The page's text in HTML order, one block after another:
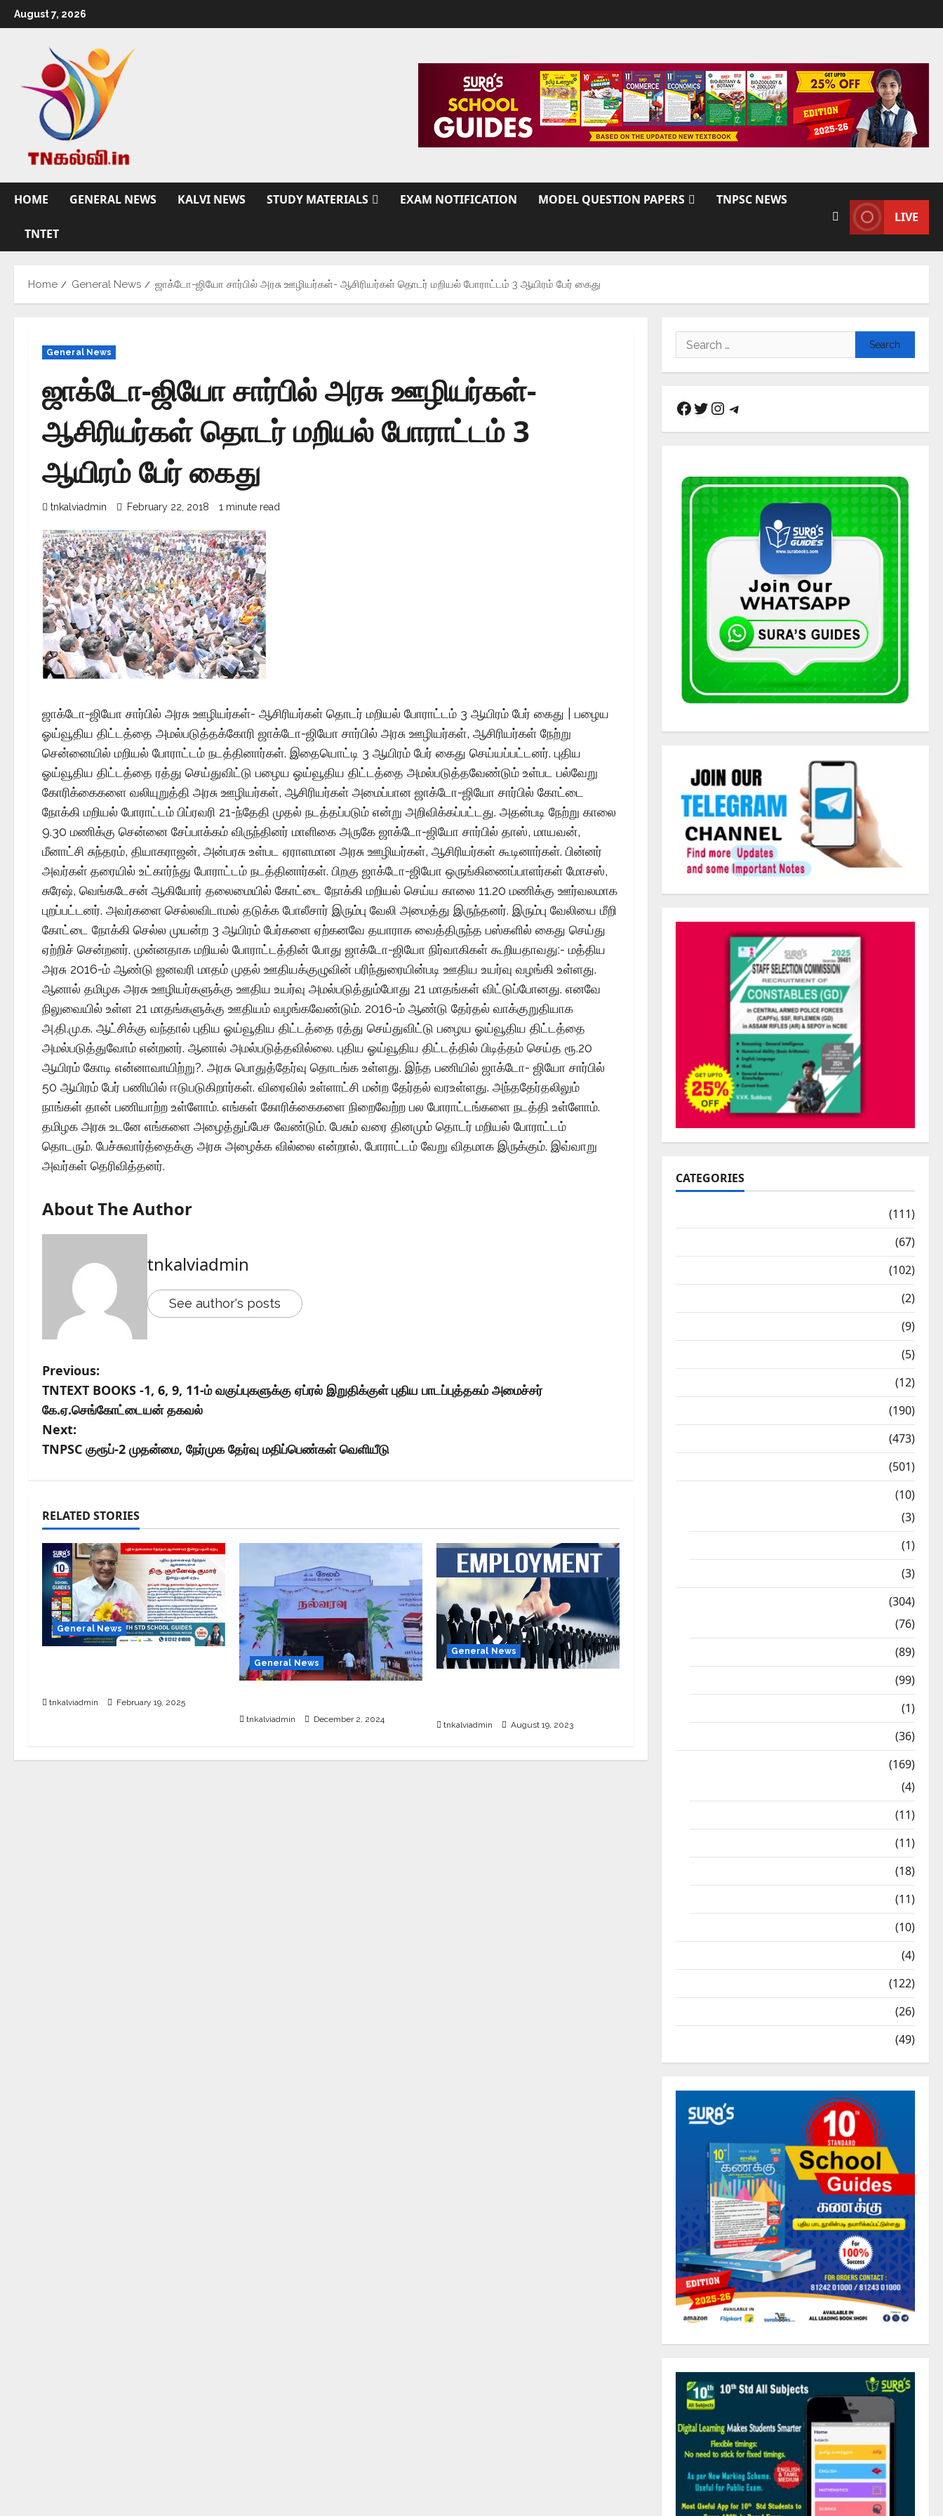
August 7, 2026
HOME GENERAL NEWS KALVI NEWS STUDY MATERIALS EXAM NOTIFICATION MODEL QUESTION PAPERS TNPSC NEWS
TNTET
LIVE
Home General News ஜாக்டோ-ஜியோ சார்பில் அரசு ஊழியர்கள்- ஆசிரியர்கள் தொடர் மறியல் போராட்டம் 3 ஆயிரம் பேர் கைது
General News
ஜாக்டோ-ஜியோ சார்பில் அரசு ஊழியர்கள்-
ஆசிரியர்கள் தொடர் மறியல் போராட்டம் 3
ஆயிரம் பேர் கைது
tnkalviadmin February 22, 2018 1 minute read
ஜாக்டோ-ஜியோ சார்பில் அரசு ஊழியர்கள்- ஆசிரியர்கள் தொடர் மறியல் போராட்டம் 3 ஆயிரம் பேர் கைது | பழைய
ஓய்வூதிய திட்டத்தை அமல்படுத்தக்கோரி ஜாக்டோ-ஜியோ சார்பில் அரசு ஊழியர்கள், ஆசிரியர்கள் நேற்று
சென்னையில் மறியல் போராட்டம் நடத்தினார்கள். இதையொட்டி 3 ஆயிரம் பேர் கைது செய்யப்பட்டனர். புதிய
ஓய்வூதிய திட்டத்தை ரத்து செய்துவிட்டு பழைய ஓய்வூதிய திட்டத்தை அமல்படுத்தவேண்டும் உள்பட பல்வேறு
கோரிக்கைகளை வலியுறுத்தி அரசு ஊழியர்கள், ஆசிரியர்கள் அமைப்பான ஜாக்டோ-ஜியோ சார்பில் கோட்டை
நோக்கி மறியல் போராட்டம் பிப்ரவரி 21-ந்தேதி முதல் நடத்தப்படும் என்று அறிவிக்கப்பட்டது. அதன்படி நேற்று காலை
9.30 மணிக்கு சென்னை சேப்பாக்கம் விருந்தினர் மாளிகை அருகே ஜாக்டோ-ஜியோ சார்பில் தாஸ், மாயவன்,
மீனாட்சி சுந்தரம், தியாகராஜன், அன்பரசு உள்பட ஏராளமான அரசு ஊழியர்கள், ஆசிரியர்கள் கூடினார்கள். பின்னர்
அவர்கள் தரையில் உட்கார்ந்து போராட்டம் நடத்தினார்கள். பிறகு ஜாக்டோ-ஜியோ ஒருங்கிணைப்பாளர்கள் மோசஸ்,
சுரேஷ், வெங்கடேசன் ஆகியோர் தலைமையில் கோட்டை நோக்கி மறியல் செய்ய காலை 11.20 மணிக்கு ஊர்வலமாக
புறப்பட்டனர். அவர்களை செல்லவிடாமல் தடுக்க போலீசார் இரும்பு வேலி அமைத்து இருந்தனர். இரும்பு வேலியை மீறி
கோட்டை நோக்கி செல்ல முயன்ற 3 ஆயிரம் பேர்களை ஏற்கனவே தயாராக வைத்திருந்த பஸ்களில் கைது செய்து
ஏற்றிச் சென்றனர். முன்னதாக மறியல் போராட்டத்தின் போது ஜாக்டோ-ஜியோ நிர்வாகிகள் கூறியதாவது:- மத்திய
அரசு 2016-ம் ஆண்டு ஜனவரி மாதம் முதல் ஊதியக்குழுவின் பரிந்துரையின்படி ஊதிய உயர்வு வழங்கி உள்ளது.
ஆனால் தமிழக அரசு ஊழியர்களுக்கு ஊதிய உயர்வு அமல்படுத்தும்போது 21 மாதங்கள் விட்டுப்போனது. எனவே
நிலுவையில் உள்ள 21 மாதங்களுக்கு ஊதியம் வழங்கவேண்டும். 2016-ம் ஆண்டு தேர்தல் வாக்குறுதியாக
அ.தி.மு.க. ஆட்சிக்கு வந்தால் புதிய ஓய்வூதிய திட்டத்தை ரத்து செய்துவிட்டு பழைய ஓய்வூதிய திட்டத்தை
அமல்படுத்துவோம் என்றனர். ஆனால் அமல்படுத்தவில்லை. புதிய ஓய்வூதிய திட்டத்தில் பிடித்தம் செய்த ரூ.20
ஆயிரம் கோடி என்னாவாயிற்று?. அரசு பொதுத்தேர்வு தொடங்க உள்ளது. இந்த பணியில் ஜாக்டோ- ஜியோ சார்பில்
50 ஆயிரம் பேர் பணியில் ஈடுபடுகிறார்கள். விரைவில் உள்ளாட்சி மன்ற தேர்தல் வரஉள்ளது. அந்ததேர்தலிலும்
நாங்கள் தான் பணியாற்ற உள்ளோம். எங்கள் கோரிக்கைகளை நிறைவேற்ற பல போராட்டங்களை நடத்தி உள்ளோம்.
தமிழக அரசு உடனே எங்களை அழைத்துப்பேச வேண்டும். பேசும் வரை தினமும் தொடர் மறியல் போராட்டம்
தொடரும். பேச்சுவார்த்தைக்கு அரசு அழைக்க வில்லை என்றால், போராட்டம் வேறு விதமாக இருக்கும். இவ்வாறு
அவர்கள் தெரிவித்தனர்.
About The Author
tnkalviadmin
See author's posts
Previous:
TNTEXT BOOKS -1, 6, 9, 11-ம் வகுப்புகளுக்கு ஏப்ரல் இறுதிக்குள் புதிய பாடப்புத்தகம் அமைச்சர்
கே.ஏ.செங்கோட்டையன் தகவல்
Next:
TNPSC குரூப்-2 முதன்மை, நேர்முக தேர்வு மதிப்பெண்கள் வெளியீடு
RELATED STORIES
General News
tnkalviadmin February 19, 2025
General News
tnkalviadmin December 2, 2024
General News
tnkalviadmin August 19, 2023
CATEGORIES
(111)
(67)
(102)
(2)
(9)
(5)
(12)
(190)
(473)
(501)
(10)
(3)
(1)
(3)
(304)
(76)
(89)
(99)
(1)
(36)
(169)
(4)
(11)
(11)
(18)
(11)
(10)
(4)
(122)
(26)
(49)